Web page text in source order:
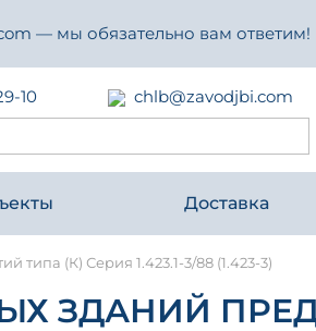
— мы обязательно вам ответим!
10
chlb@zavodjbi.com
Доставка
(К) Серия 1.423.1-3/88 (1.423-3)
ЗДАНИЙ